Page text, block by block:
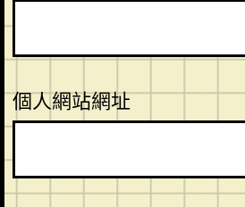
個人網站網址